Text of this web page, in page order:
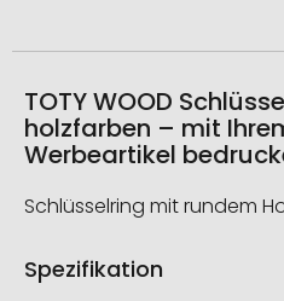
TOTY WOOD
holzfarben – mit
Werbeartikel
Schlüsselring mit rundem
Spezifikation